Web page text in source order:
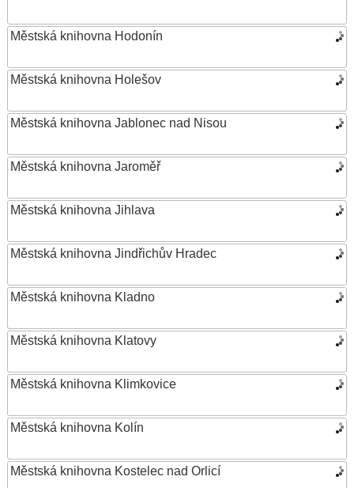
Městská knihovna Hodonín
Městská knihovna Holešov
Městská knihovna Jablonec nad Nisou
Městská knihovna Jaroměř
Městská knihovna Jihlava
Městská knihovna Jindřichův Hradec
Městská knihovna Kladno
Městská knihovna Klatovy
Městská knihovna Klimkovice
Městská knihovna Kolín
Městská knihovna Kostelec nad Orlicí